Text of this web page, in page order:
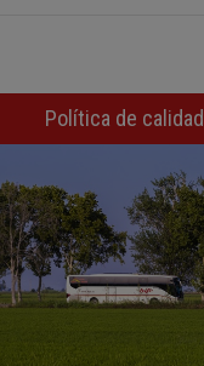
Política de calidad